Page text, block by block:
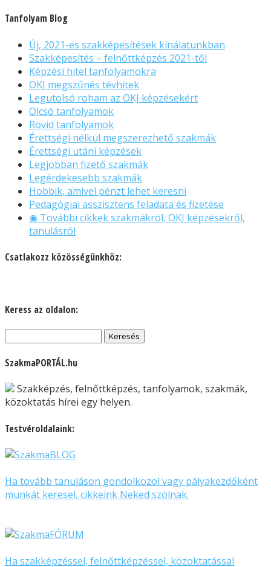
Tanfolyam Blog
Új, 2021-es szakképesítések kínálatunkban
Szakképesítés – felnőttképzés 2021-től
Képzési hitel tanfolyamokra
OKJ megszűnés tévhitek
Legutolsó roham az OKJ képzésekért
Olcsó tanfolyamok
Rövid tanfolyamok
Érettségi nélkül megszerezhető szakmák
Érettségi utáni képzések
Legjobban fizető szakmák
Legérdekesebb szakmák
Hobbik, amivel pénzt lehet keresni
Pedagógiai asszisztens feladata és fizetése
◉ További cikkek szakmákról, OKJ képzésekről,
tanulásról
Csatlakozz közösségünkhöz:
Keress az oldalon:
SzakmaPORTÁL.hu
Szakképzés, felnőttképzés, tanfolyamok, szakmák,
közoktatás hírei egy helyen.
Testvéroldalaink:
Ha tovább tanuláson gondolkozol vagy pályakezdőként
munkát keresel, cikkeink Neked szólnak.
Ha szakképzéssel, felnőttképzéssel, közoktatással